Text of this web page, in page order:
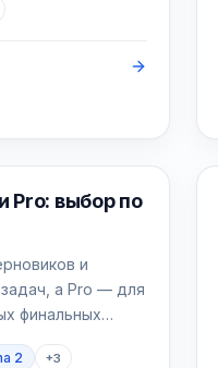
Pro: выбор по
и
а Pro — для
финальных
2 +3